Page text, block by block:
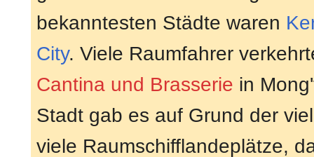
bekanntesten Städte waren
City. Viele Raumfahrer
Cantina und Brasserie in
Stadt gab es auf Grund der
viele Raumschifflandeplätze,